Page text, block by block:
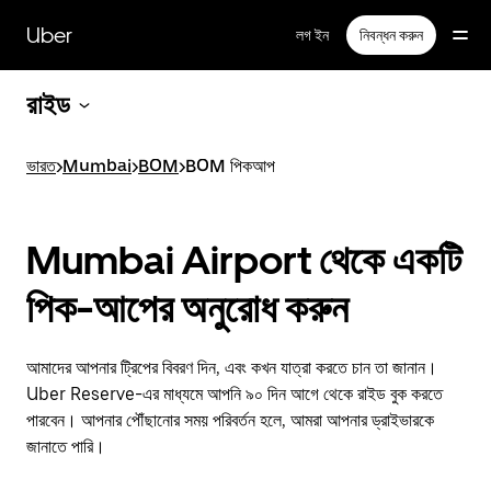
প্রধান
বিষয়সূচিতে
Uber লগ ইন নিবন্ধন করুন
রাইড
ভারত>Mumbai>BOM>BOM পিকআপ
Mumbai Airport থেকে একটি
পিক-আপের অনুরোধ করুন
আমাদের আপনার ট্রিপের বিবরণ দিন, এবং কখন যাত্রা করতে চান তা জানান।
Uber Reserve-এর মাধ্যমে আপনি ৯০ দিন আগে থেকে রাইড বুক করতে
পারবেন। আপনার পৌঁছানোর সময় পরিবর্তন হলে, আমরা আপনার ড্রাইভারকে
জানাতে পারি।